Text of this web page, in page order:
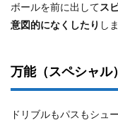
ボールを前に出してス
意図的になくしたり し
万能（スペシャル
ドリブルもパスもシュ